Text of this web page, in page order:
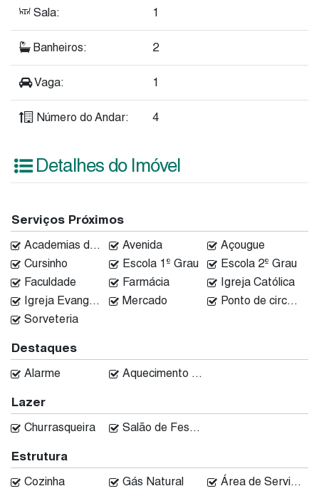
Sala: 1
Banheiros: 2
Vaga: 1
Número do Andar: 4
Detalhes do Imóvel
Serviços Próximos
Academias de ginástica Avenida
Açougue
Cursinho
Escola 1º Grau
Escola 2º Grau
Faculdade
Farmácia
Igreja Católica
Igreja Evangélica
Mercado
Ponto de circular
Sorveteria
Destaques
Alarme Aquecimento Central
Lazer
Churrasqueira Salão de Festas
Estrutura
Cozinha Gás Natural Área de Serviço